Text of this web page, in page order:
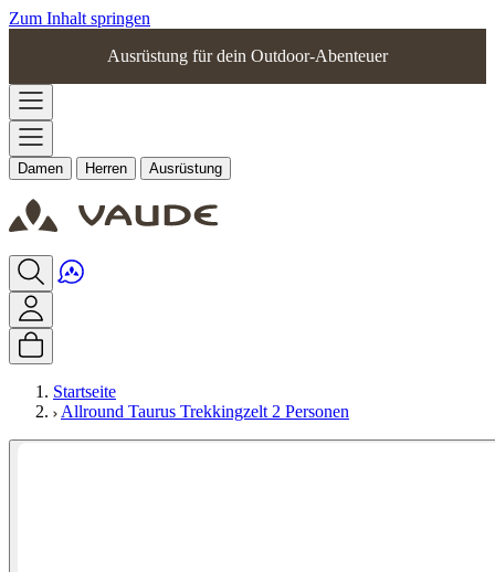
Zum Inhalt springen
Ausrüstung für dein Outdoor-Abenteuer
Damen Herren Ausrüstung
Startseite
Allround Taurus Trekkingzelt 2 Personen